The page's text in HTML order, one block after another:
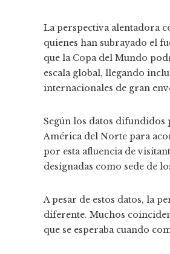
La perspectiva alentadora
quienes han subrayado el
que la Copa del Mundo
escala global, llegando
internacionales de gran
Según los datos difundidos
América del Norte para
por esta afluencia de
designadas como sede de
A pesar de estos datos, la
diferente. Muchos
que se esperaba cuando